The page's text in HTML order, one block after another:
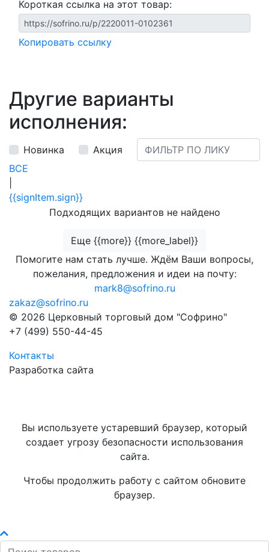
Короткая ссылка на этот товар:
Копировать ссылку
Другие варианты
исполнения:
Новинка
Акция
ВСЕ
{{signItem.sign}}
Подходящих вариантов не найдено
Еще {{more}} {{more_label}}
Помогите нам стать лучше. Ждём Ваши вопросы,
пожелания, предложения и идеи на почту:
mark8@sofrino.ru
zakaz@sofrino.ru
© 2026 Церковный торговый дом "Софрино"
+7 (499) 550-44-45
Контакты
Разработка сайта
Вы используете устаревший браузер, который
создает угрозу безопасности использования
сайта.
Чтобы продолжить работу с сайтом обновите
браузер.